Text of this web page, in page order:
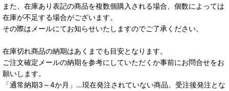
また、在庫あり表記の商品を複数個購入される場合、個数によっては
在庫が不足する場合がございます。
その際はメールにてお知らせいたしますのでご了承ください。
在庫切れ商品の納期はあくまでも目安となります。
ご注文確定メールの納期を参考にしていただくか事前にお問合せをお
願いします。
「通常納期3～4か月」…現在発注されていない商品。受注後発注とな